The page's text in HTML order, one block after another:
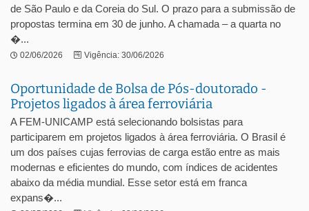
de São Paulo e da Coreia do Sul. O prazo para a submissão de
propostas termina em 30 de junho. A chamada – a quarta no
�...
02/06/2026 Vigência: 30/06/2026
Oportunidade de Bolsa de Pós-doutorado -
Projetos ligados à área ferroviária
A FEM-UNICAMP está selecionando bolsistas para
participarem em projetos ligados à área ferroviária. O Brasil é
um dos países cujas ferrovias de carga estão entre as mais
modernas e eficientes do mundo, com índices de acidentes
abaixo da média mundial. Esse setor está em franca
expans�...